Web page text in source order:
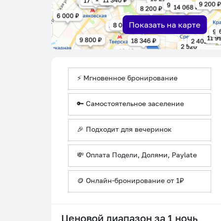
Показать на карте
⚡ Мгновенное бронирование
🔑 Самостоятельное заселение
🎉 Подходит для вечеринок
💸 Оплата Подели, Долями, Paylate
🪙 Онлайн-бронирование от 1₽
Ценовой диапазон за 1 ночь